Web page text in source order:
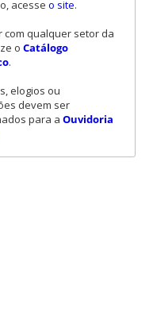
acesse o site.
com qualquer setor da
o Catálogo
.
elogios ou
devem ser
para a Ouvidoria